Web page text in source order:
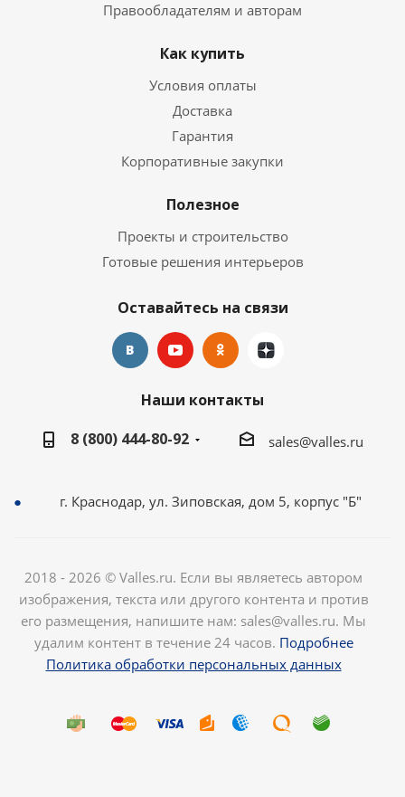
Правообладателям и авторам
Как купить
Условия оплаты
Доставка
Гарантия
Корпоративные закупки
Полезное
Проекты и строительство
Готовые решения интерьеров
Оставайтесь на связи
Наши контакты
8 (800) 444-80-92
sales@valles.ru
г. Краснодар, ул. Зиповская, дом 5, корпус "Б"
2018 - 2026 © Valles.ru. Если вы являетесь автором
изображения, текста или другого контента и против
его размещения, напишите нам: sales@valles.ru. Мы
удалим контент в течение 24 часов. Подробнее
Политика обработки персональных данных